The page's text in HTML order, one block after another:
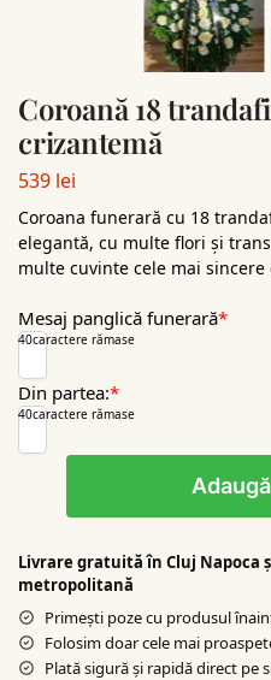
Coroană 18
crizantemă
539 lei
Coroana funerară cu 18
elegantă, cu multe flori și
multe cuvinte cele mai sincere
*
Mesaj panglică funerară
40caractere rămase
*
Din partea:
40caractere rămase
Livrare gratuită în Cluj Napoca
metropolitană
Primești poze cu produsul
Folosim doar cele mai
Plată sigură şi rapidă direct pe